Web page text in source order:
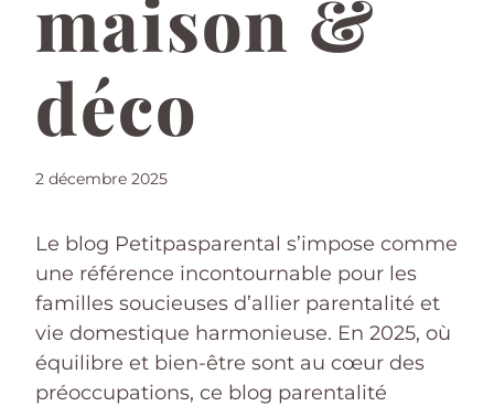
maison &
déco
2 décembre 2025
Le blog Petitpasparental s’impose comme
une référence incontournable pour les
familles soucieuses d’allier parentalité et
vie domestique harmonieuse. En 2025, où
équilibre et bien-être sont au cœur des
préoccupations, ce blog parentalité